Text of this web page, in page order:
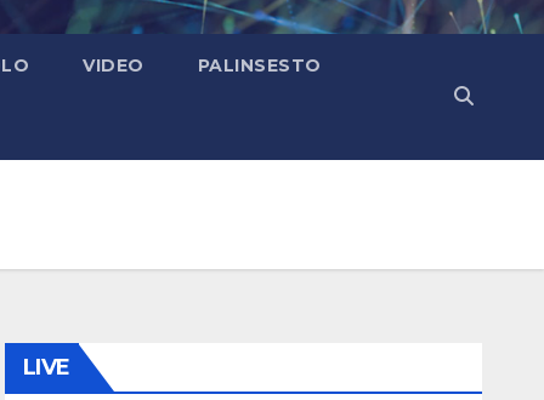
VIDEO PALINSESTO
LIVE